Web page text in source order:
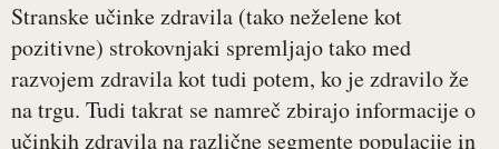
Stranske učinke zdravila (tako neželene kot
pozitivne) strokovnjaki spremljajo tako med
razvojem zdravila kot tudi potem, ko je zdravilo že
na trgu. Tudi takrat se namreč zbirajo informacije o
učinkih zdravila na različne segmente populacije in